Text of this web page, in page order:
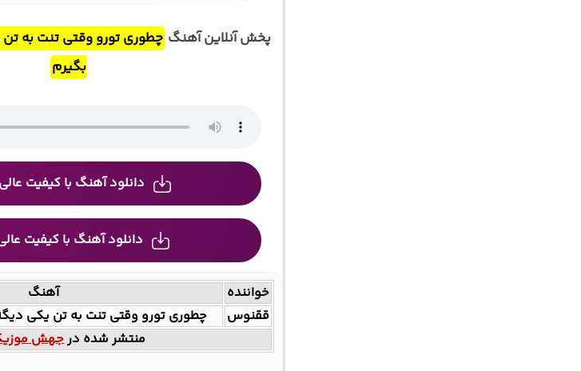
پخش آنلاین آهنگ چطوری تورو وقتی تنت به
بگیرم
دانلود آهنگ با کیفیت عالی
دانلود آهنگ با کیفیت عالی
خواننده
آهنگ
ققنوس
چطوری تورو وقتی تنت به تن یکی
منتشر شده درجهش